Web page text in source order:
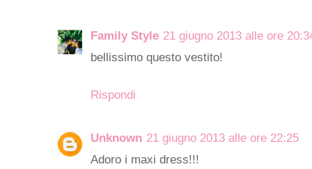
Family Style 21 giugno 2013 alle ore
bellissimo questo vestito!
Rispondi
Unknown 21 giugno 2013 alle ore 22:25
Adoro i maxi dress!!!